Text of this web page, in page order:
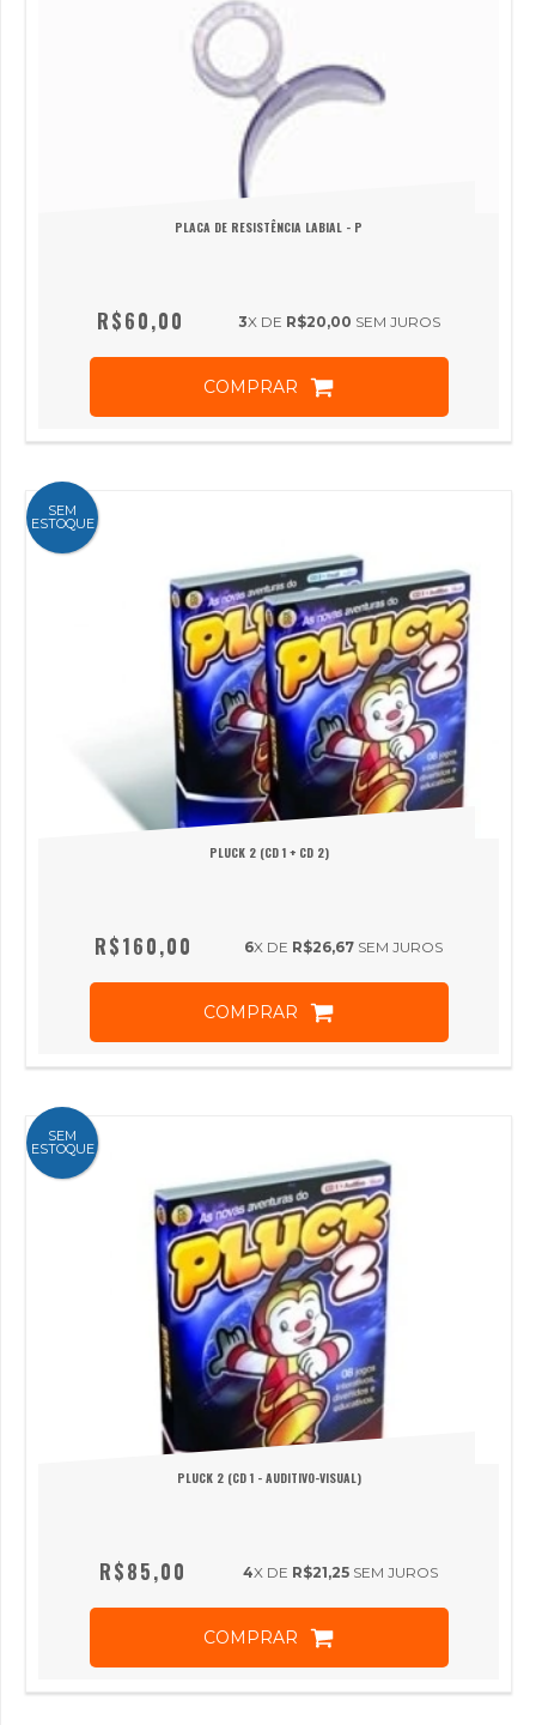
PLACA DE RESISTÊNCIA LABIAL - P
R$60,00 3X DE R$20,00 SEM JUROS
COMPRAR
SEM
ESTOQUE
PLUCK 2 (CD 1 + CD 2)
R$160,00 6X DE R$26,67SEM JUROS
COMPRAR
SEM
ESTOQUE
PLUCK 2 (CD 1 - AUDITIVO-VISUAL)
R$85,00 4X DE R$21,25SEM JUROS
COMPRAR